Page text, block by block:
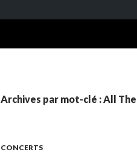
Archives par mot-clé : All
CONCERTS